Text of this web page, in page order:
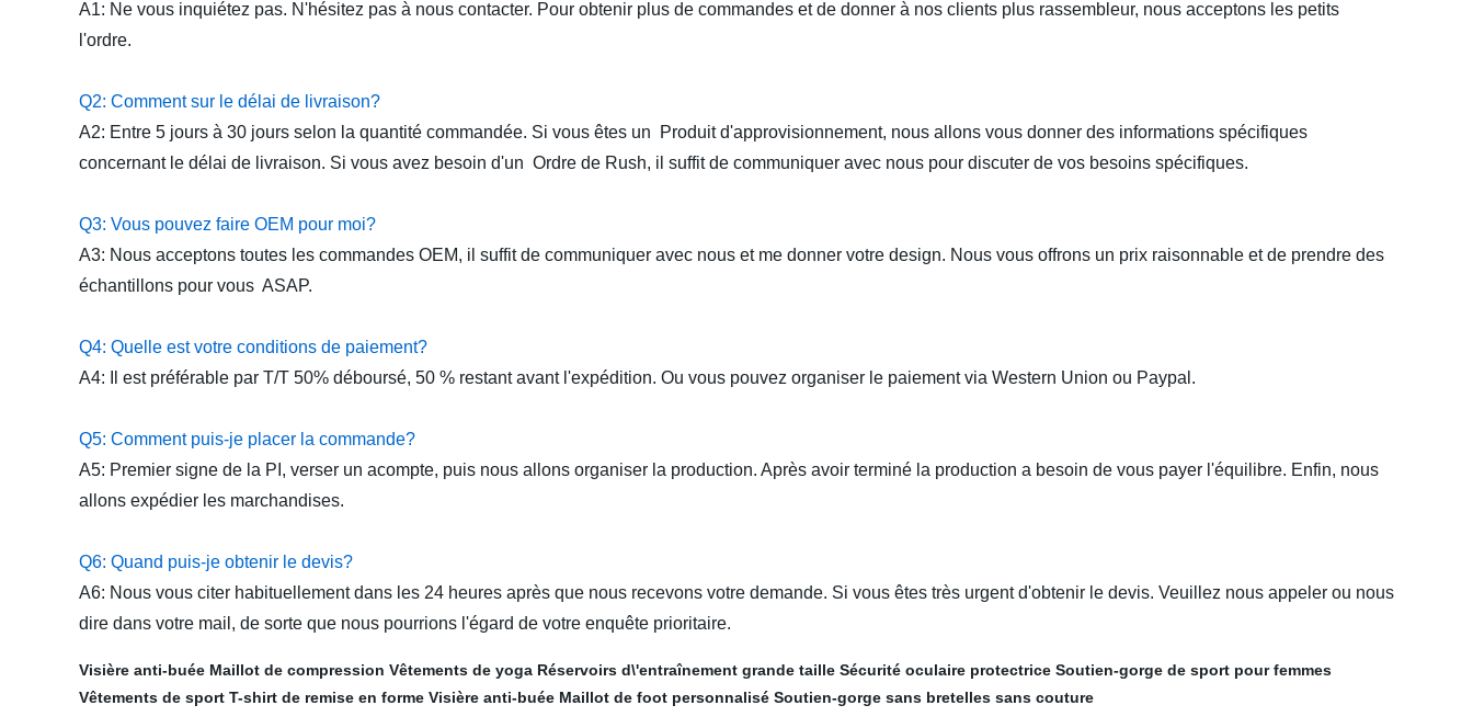
A1: Ne vous inquiétez pas. N'hésitez pas à nous contacter. Pour obtenir plus de commandes et de donner à nos clients plus rassembleur, nous acceptons les petits
l'ordre.
Q2: Comment sur le délai de livraison?
A2: Entre 5 jours à 30 jours selon la quantité commandée. Si vous êtes un Produit d'approvisionnement, nous allons vous donner des informations spécifiques
concernant le délai de livraison. Si vous avez besoin d'un Ordre de Rush, il suffit de communiquer avec nous pour discuter de vos besoins spécifiques.
Q3: Vous pouvez faire OEM pour moi?
A3: Nous acceptons toutes les commandes OEM, il suffit de communiquer avec nous et me donner votre design. Nous vous offrons un prix raisonnable et de prendre des
échantillons pour vous ASAP.
Q4: Quelle est votre conditions de paiement?
A4: Il est préférable par T/T 50% déboursé, 50 % restant avant l'expédition. Ou vous pouvez organiser le paiement via Western Union ou Paypal.
Q5: Comment puis-je placer la commande?
A5: Premier signe de la PI, verser un acompte, puis nous allons organiser la production. Après avoir terminé la production a besoin de vous payer l'équilibre. Enfin, nous
allons expédier les marchandises.
Q6: Quand puis-je obtenir le devis?
A6: Nous vous citer habituellement dans les 24 heures après que nous recevons votre demande. Si vous êtes très urgent d'obtenir le devis. Veuillez nous appeler ou nous
dire dans votre mail, de sorte que nous pourrions l'égard de votre enquête prioritaire.
Visière anti-buée Maillot de compression Vêtements de yoga Réservoirs d\'entraînement grande taille Sécurité oculaire protectrice Soutien-gorge de sport pour femmes
Vêtements de sport T-shirt de remise en forme Visière anti-buée Maillot de foot personnalisé Soutien-gorge sans bretelles sans couture